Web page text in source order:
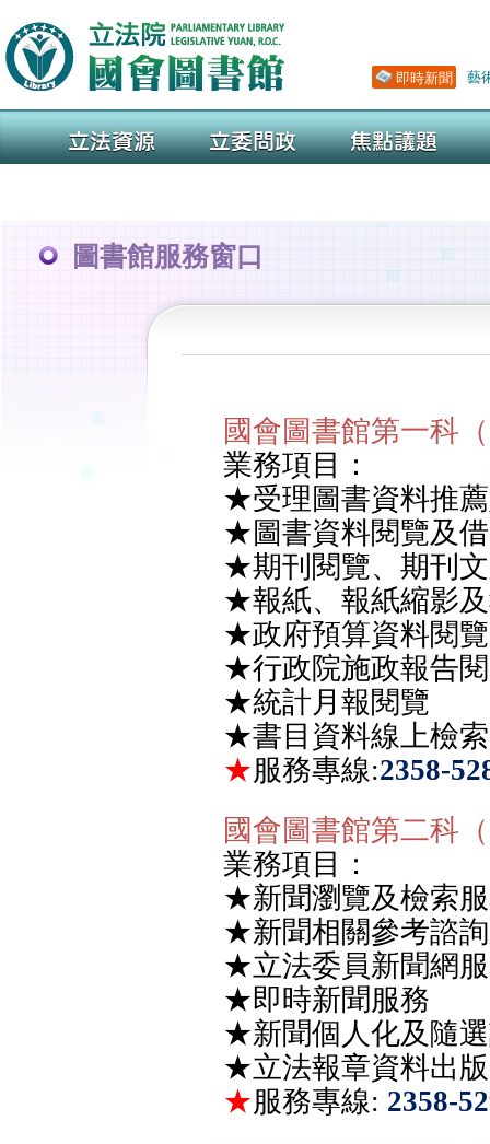
圖書館服務窗口
國會圖書館第一科
業務項目：
★受理圖書資料推
★ 圖書資料閱覽及
★期刊閱覽、期刊
★報紙、報紙縮影
★政府預算資料閱覽
★行政院施政報告
★統計月報閱覽
★書目資料線上檢
★服務專線:2358-
國會圖書館第二科
業務項目：
★新聞瀏覽及檢索
★新聞相關參考諮
★立法委員新聞網
★即時新聞服務
★新聞個人化及隨
★立法報章資料出
★服務專線: 2358-